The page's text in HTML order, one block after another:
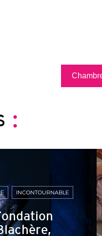
INCONTOURNABLE